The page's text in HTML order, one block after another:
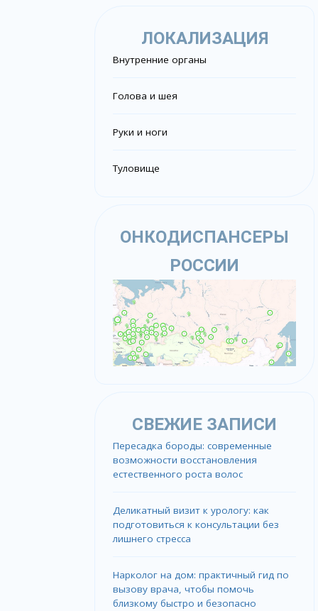
ЛОКАЛИЗАЦИЯ
Внутренние органы
Голова и шея
Руки и ноги
Туловище
ОНКОДИСПАНСЕРЫ
РОССИИ
СВЕЖИЕ ЗАПИСИ
Пересадка бороды: современные
возможности восстановления
естественного роста волос
Деликатный визит к урологу: как
подготовиться к консультации без
лишнего стресса
Нарколог на дом: практичный гид по
вызову врача, чтобы помочь
близкому быстро и безопасно